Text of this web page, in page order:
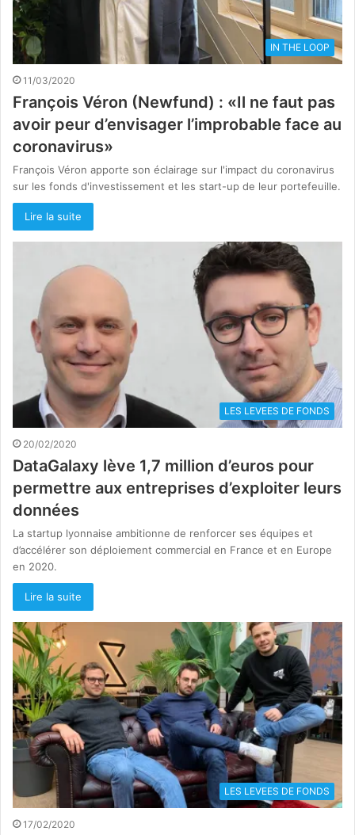
IN THE LOOP
11/03/2020
François Véron (Newfund) : «Il ne faut pas
avoir peur d’envisager l’improbable face au
coronavirus»
François Véron apporte son éclairage sur l'impact du coronavirus
sur les fonds d'investissement et les start-up de leur portefeuille.
Lire la suite
LES LEVEES DE FONDS
20/02/2020
DataGalaxy lève 1,7 million d’euros pour
permettre aux entreprises d’exploiter leurs
données
La startup lyonnaise ambitionne de renforcer ses équipes et
d’accélérer son déploiement commercial en France et en Europe
en 2020.
Lire la suite
LES LEVEES DE FONDS
17/02/2020